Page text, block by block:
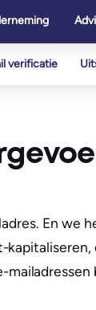
verificatie
En we